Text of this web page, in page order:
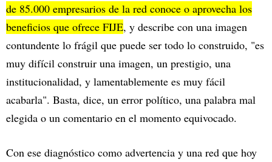
de 85.000 empresarios de la red conoce o aprovecha los
beneficios que ofrece FIJE, y describe con una imagen
contundente lo frágil que puede ser todo lo construido, "es
muy difícil construir una imagen, un prestigio, una
institucionalidad, y lamentablemente es muy fácil
acabarla". Basta, dice, un error político, una palabra mal
elegida o un comentario en el momento equivocado.
Con ese diagnóstico como advertencia y una red que hoy